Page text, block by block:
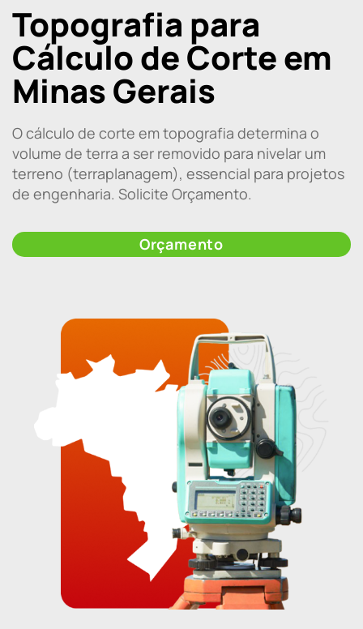
Topografia para
Cálculo de Corte em
Minas Gerais
O cálculo de corte em topografia determina o
volume de terra a ser removido para nivelar um
terreno (terraplanagem), essencial para projetos
de engenharia. Solicite Orçamento.
Orçamento